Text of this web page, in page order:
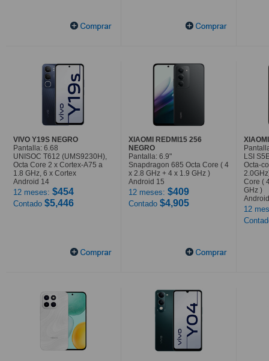
VIVO Y19S NEGRO
Pantalla: 6.68
UNISOC T612 (UMS9230H),
Octa Core 2 x Cortex-A75 a
1.8 GHz, 6 x Cortex
Android 14
12 meses: $454
Contado $5,446
XIAOMI REDMI15 256
NEGRO
Pantalla: 6.9"
Snapdragon 685 Octa Core ( 4
x 2.8 GHz + 4 x 1.9 GHz )
Android 15
12 meses: $409
Contado $4,905
LSI
Octa-
Core (
GHz )
12